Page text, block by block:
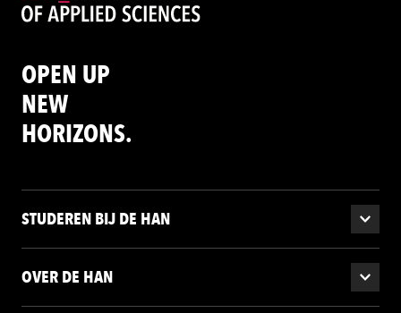
OPEN UP
NEW
HORIZONS.
STUDEREN BIJ DE HAN
OVER DE HAN